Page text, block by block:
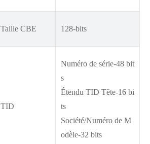
Taille CBE 128-bits
TID
Numéro de série-48 bit
s
Étendu TID Tête-16 bi
ts
Société/Numéro de M
odèle-32 bits